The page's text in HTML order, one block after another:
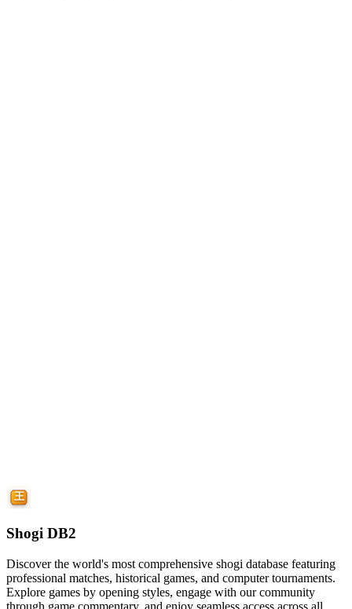
Shogi DB2
Discover the world's most comprehensive shogi database featuring
professional matches, historical games, and computer tournaments.
Explore games by opening styles, engage with our community
through game commentary, and enjoy seamless access across all